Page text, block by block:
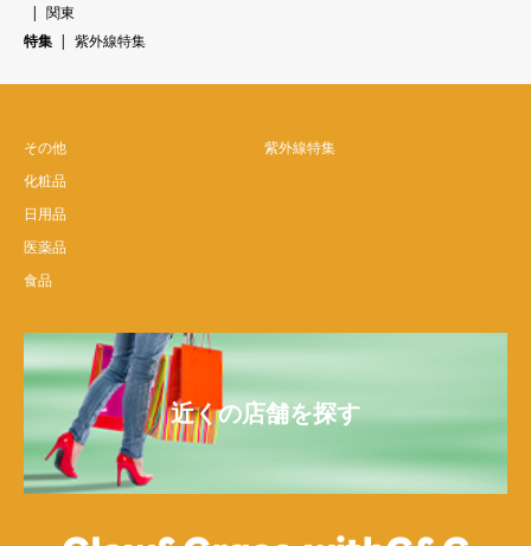
関東
特集
紫外線特集
その他
化粧品
日用品
医薬品
食品
紫外線特集
近くの店舗を探す